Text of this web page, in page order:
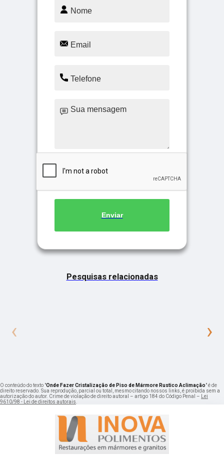
Enviar
Pesquisas relacionadas
‹ ›
O conteúdo do texto "Onde Fazer Cristalização de Piso de Mármore Rustico Aclimação" é de
direito reservado. Sua reprodução, parcial ou total, mesmo citando nossos links, é proibida sem a
autorização do autor. Crime de violação de direito autoral – artigo 184 do Código Penal –
Lei
9610/98 - Lei de direitos autorais